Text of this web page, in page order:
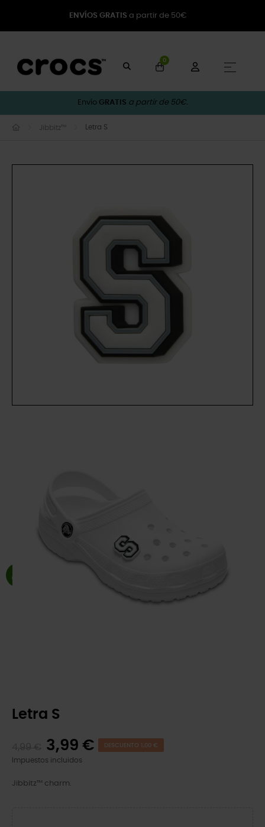
ENVÍOS GRATIS a partir de 50€
0
☰
Envío GRATIS a partir de 50€.
Jibbitz™ Letra S
Letra S
3,99 € DESCUENTO 1,00 €
Impuestos incluidos
Jibbitz™ charm.